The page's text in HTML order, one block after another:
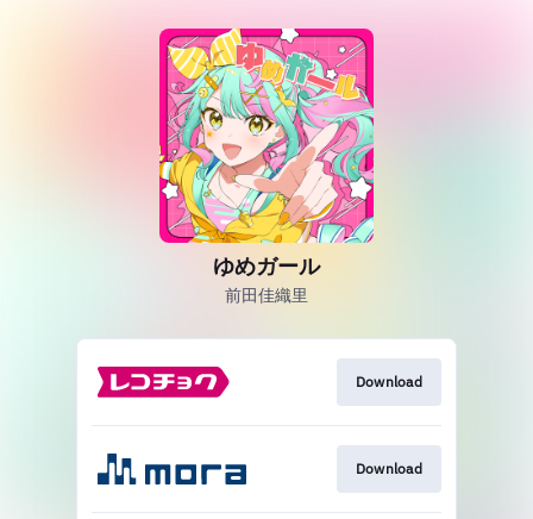
ゆめガール
前田佳織里
Download
Download